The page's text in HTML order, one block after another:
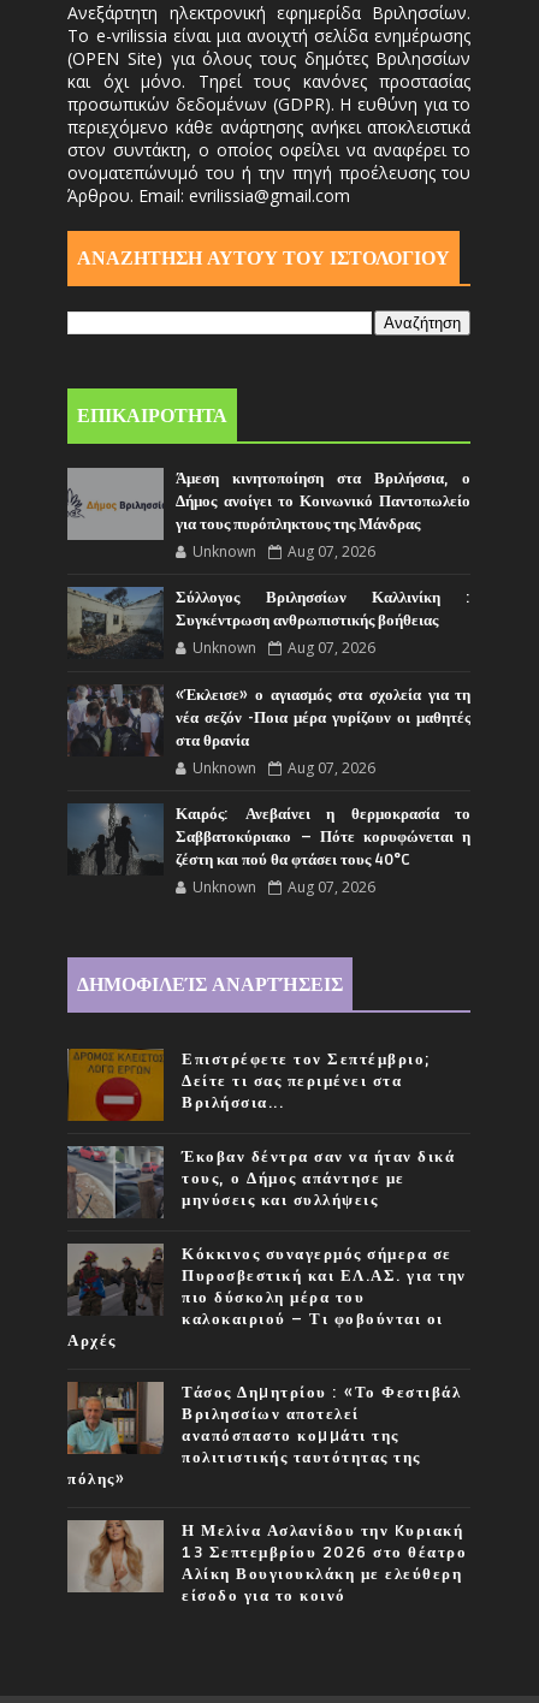
Ανεξάρτητη ηλεκτρονική εφημερίδα Βριλησσίων.
Το e-vrilissia είναι μια ανοιχτή σελίδα ενημέρωσης
(OPEN Site) για όλους τους δημότες Βριλησσίων
και όχι μόνο. Τηρεί τους κανόνες προστασίας
προσωπικών δεδομένων (GDPR). Η ευθύνη για το
περιεχόμενο κάθε ανάρτησης ανήκει αποκλειστικά
στον συντάκτη, ο οποίος οφείλει να αναφέρει το
ονοματεπώνυμό του ή την πηγή προέλευσης του
Άρθρου. Email: evrilissia@gmail.com
ΑΝΑΖΗΤΗΣΗ ΑΥΤΟΎ ΤΟΥ ΙΣΤΟΛΟΓΙΟΥ
ΕΠΙΚΑΙΡΟΤΗΤΑ
Άμεση κινητοποίηση στα Βριλήσσια, ο
Δήμος ανοίγει το Κοινωνικό Παντοπωλείο
για τους πυρόπληκτους της Μάνδρας
Unknown Aug 07, 2026
Σύλλογος Βριλησσίων Καλλινίκη :
Συγκέντρωση ανθρωπιστικής βοήθειας
Unknown Aug 07, 2026
«Έκλεισε» ο αγιασμός στα σχολεία για τη
νέα σεζόν -Ποια μέρα γυρίζουν οι μαθητές
στα θρανία
Unknown Aug 07, 2026
Καιρός: Ανεβαίνει η θερμοκρασία το
Σαββατοκύριακο – Πότε κορυφώνεται η
ζέστη και πού θα φτάσει τους 40°C
Unknown Aug 07, 2026
ΔΗΜΟΦΙΛΕΊΣ ΑΝΑΡΤΉΣΕΙΣ
Επιστρέφετε τον Σεπτέμβριο;
Δείτε τι σας περιμένει στα
Βριλήσσια...
Έκοβαν δέντρα σαν να ήταν δικά
τους, ο Δήμος απάντησε με
μηνύσεις και συλλήψεις
Κόκκινος συναγερμός σήμερα σε
Πυροσβεστική και ΕΛ.ΑΣ. για την
πιο δύσκολη μέρα του
καλοκαιριού – Τι φοβούνται οι
Αρχές
Τάσος Δηµητρίου : «Το Φεστιβάλ
Βριλησσίων αποτελεί
αναπόσπαστο κοµµάτι της
πολιτιστικής ταυτότητας της
πόλης»
Η Μελίνα Ασλανίδου την Kυριακή
13 Σεπτεμβρίου 2026 στο θέατρο
Αλίκη Βουγιουκλάκη με ελεύθερη
είσοδο για το κοινό